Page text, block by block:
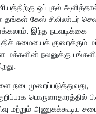
ஒப்புதல்
தங்கள் கேஸ் சிலிண்டர்
இந்த நடவடிக்கை
சுமையைக் குறைக்கும்
மக்களின் நலனுக்கு
நடைமுறைப்படுத்துவது,
பொருளாதாரத்தில்
மற்றும் அணுகக்கூடிய